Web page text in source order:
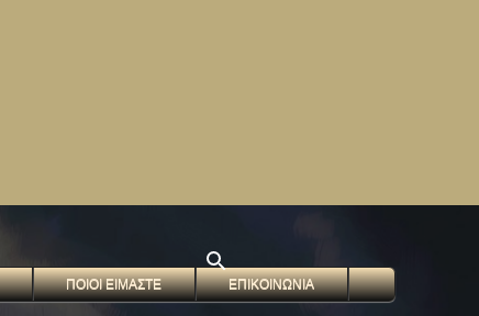
ΠΟΙΟΙ ΕΙΜΑΣΤΕ ΕΠΙΚΟΙΝΩΝΙΑ